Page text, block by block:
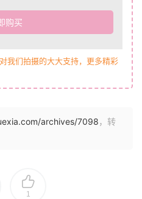
购买
我们拍摄的大大支持，更多精彩
archives/7098，转
1